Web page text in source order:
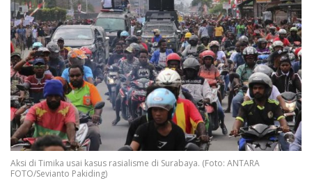
Aksi di Timika usai kasus rasialisme di Surabaya. (Foto: ANTARA
FOTO/Sevianto Pakiding)